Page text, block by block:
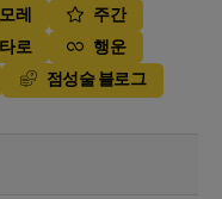
모레
주간
타로
행운
점성술 블로그